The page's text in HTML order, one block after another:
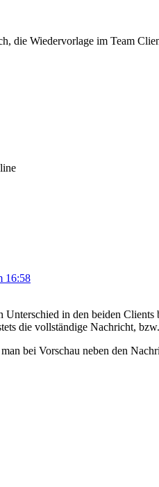
die Wiedervorlage im Team
16:58
Unterschied in den beiden Clients
die vollständige Nachricht,
bei Vorschau neben den